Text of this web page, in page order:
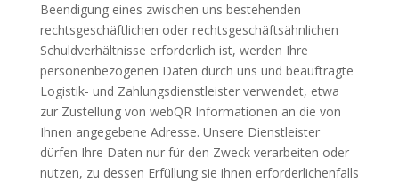
Beendigung eines zwischen uns bestehenden
rechtsgeschäftlichen oder rechtsgeschäftsähnlichen
Schuldverhältnisse erforderlich ist, werden Ihre
personenbezogenen Daten durch uns und beauftragte
Logistik- und Zahlungsdienstleister verwendet, etwa
zur Zustellung von webQR Informationen an die von
Ihnen angegebene Adresse. Unsere Dienstleister
dürfen Ihre Daten nur für den Zweck verarbeiten oder
nutzen, zu dessen Erfüllung sie ihnen erforderlichenfalls